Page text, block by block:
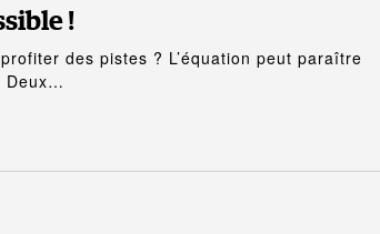
!
des pistes ? L’équation peut paraître
Deux…